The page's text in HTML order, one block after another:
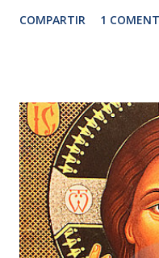
ser la Pascua, la fiesta
que iba a hacer. 7 Felipe
denarios de pan no
poco. 8 Uno de sus
Simón Pedro, le dijo: 9
cinco panes de cebada y
COMPARTIR 1